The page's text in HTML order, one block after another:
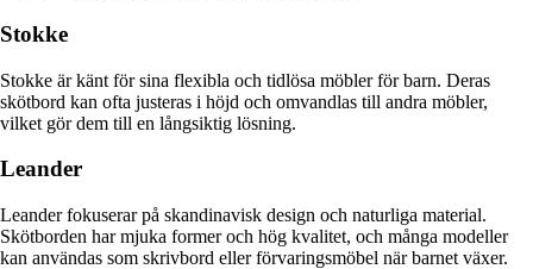
Stokke
Stokke är känt för sina flexibla och tidlösa möbler för barn. Deras
skötbord kan ofta justeras i höjd och omvandlas till andra möbler,
vilket gör dem till en långsiktig lösning.
Leander
Leander fokuserar på skandinavisk design och naturliga material.
Skötborden har mjuka former och hög kvalitet, och många modeller
kan användas som skrivbord eller förvaringsmöbel när barnet växer.